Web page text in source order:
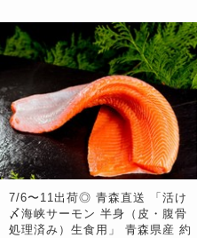
7/6〜11出荷◎ 青森直送 「活け
〆海峡サーモン 半身（皮・腹骨
処理済み）生食用」 青森県産 約